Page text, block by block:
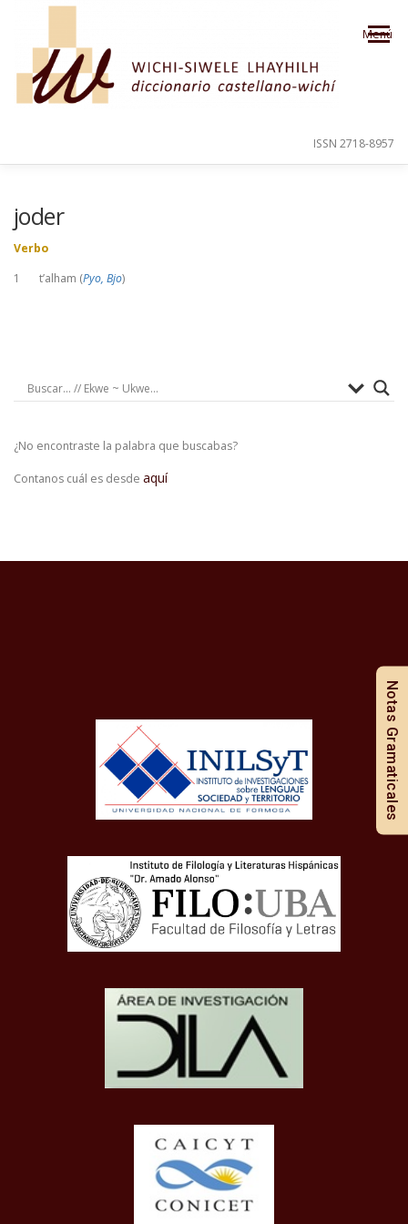
Saltar al contenido
Menú
ISSN 2718-8957
joder
Verbo
1 t’alham (Pyo, Bjo)
¿No encontraste la palabra que buscabas?
Contanos cuál es desde aquí
Notas Gramaticales